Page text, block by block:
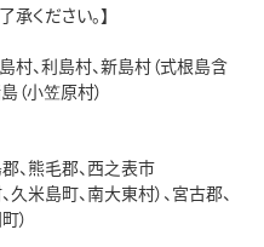
ください。】
村、利島村、新島村（式根島含
（小笠原村）
、熊毛郡、西之表市
米島町、南大東村）、宮古郡、
）